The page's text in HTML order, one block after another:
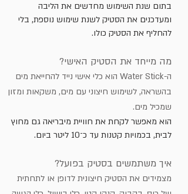
בתום שנת השימוש מחדשים את הליבה
ומעדכנים את הסטיק לשנת שימוש נוספת, בלי
להחליף את הסטיק כולו.
מה מייחד את הסטיק האישי?
ה-Water Stick הוא כלי אישי נייד להחייאת מים
בהשראה, לשימוש חיצוני עם מים, משקאות ומזון
שמכיל מים.
הוא מאפשר לקחת את חוויית מיבריאה גם מחוץ
לבית, בכמויות קטנות עד כ־10 ליטר ביום.
איך משתמשים בסטיק בפועל?
מצמידים את הסטיק חיצונית לדופן או לתחתית